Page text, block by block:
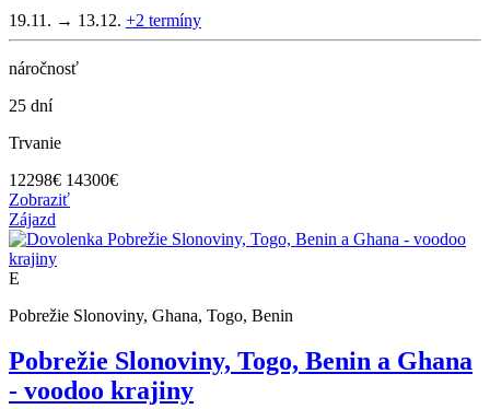
19.11. → 13.12. +2 termíny
náročnosť
25 dní
Trvanie
12298€ 14300€
Zobraziť
Zájazd
E
Pobrežie Slonoviny, Ghana, Togo, Benin
Pobrežie Slonoviny, Togo, Benin a Ghana
- voodoo krajiny